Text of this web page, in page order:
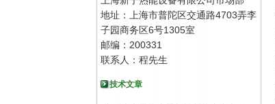
地址：上海市普陀区交通路4703弄李
子园商务区6号1305室
邮编：200331
联系人：程先生
技术文章